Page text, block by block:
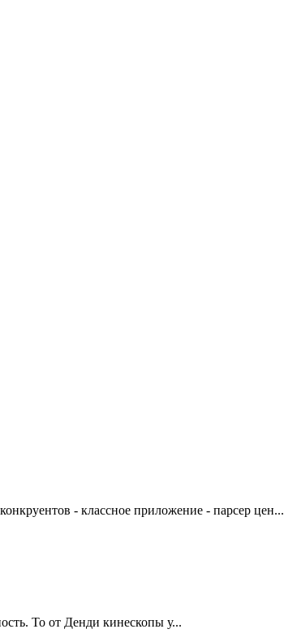
- классное приложение - парсер цен...
То от Денди кинескопы у...